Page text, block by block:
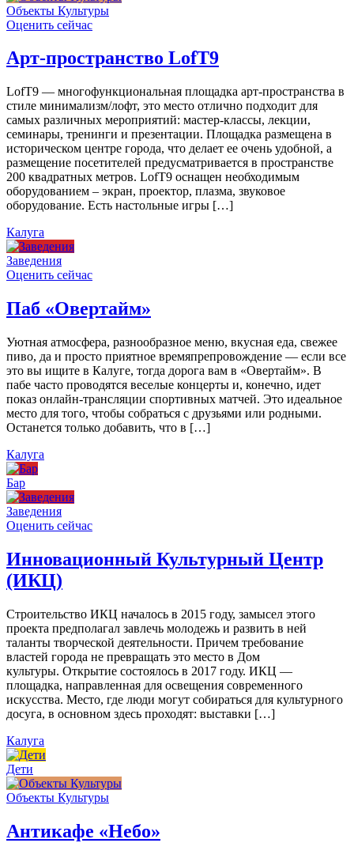
Объекты Культуры
Оценить сейчас
Арт-пространство LofT9
LofT9 — многофункциональная площадка арт-пространства в
стиле минимализм/лофт, это место отлично подходит для
самых различных мероприятий: мастер-классы, лекции,
семинары, тренинги и презентации. Площадка размещена в
историческом центре города, что делает ее очень удобной, а
размещение посетителей предусматривается в пространстве
200 квадратных метров. LofT9 оснащен необходимым
оборудованием – экран, проектор, плазма, звуковое
оборудование. Есть настольные игры […]
Калуга
Заведения
Оценить сейчас
Паб «Овертайм»
Уютная атмосфера, разнообразное меню, вкусная еда, свежее
пиво, да и просто приятное времяпрепровождение — если все
это вы ищите в Калуге, тогда дорога вам в «Овертайм». В
пабе часто проводятся веселые концерты и, конечно, идет
показ онлайн-трансляции спортивных матчей. Это идеальное
место для того, чтобы собраться с друзьями или родными.
Останется только добавить, что в […]
Калуга
Бар
Заведения
Оценить сейчас
Инновационный Культурный Центр
(ИКЦ)
Строительство ИКЦ началось в 2015 году, замысел этого
проекта предполагал завлечь молодежь и развить в ней
таланты творческой деятельности. Причем требование
властей города не превращать это место в Дом
культуры. Открытие состоялось в 2017 году. ИКЦ —
площадка, направленная для освещения современного
искусства. Место, где люди могут собираться для культурного
досуга, в основном здесь проходят: выставки […]
Калуга
Дети
Объекты Культуры
Антикафе «Небо»